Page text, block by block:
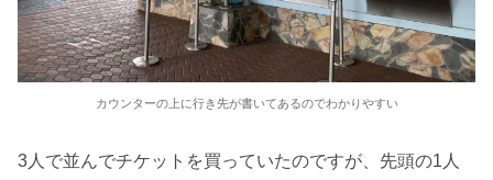
カウンターの上に行き先が書いてあるのでわかりやすい
3人で並んでチケットを買っていたのですが、先頭の1人